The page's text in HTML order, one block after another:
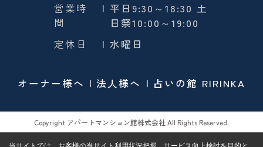
営業時
間
| 平日9:30～18:30 土
日祭10:00～19:00
定休日
| 水曜日
オーナー様へ 法人様へ 占いの館 RIRINKA
Copyright アパートマンション館株式会社 All Rights Reserved.